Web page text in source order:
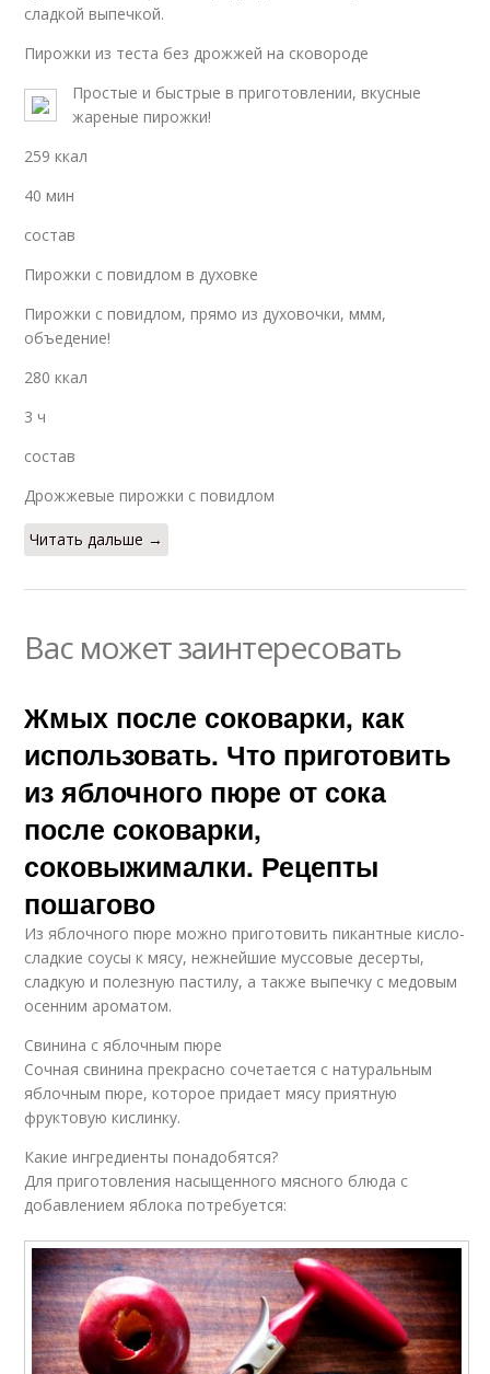
сладкой выпечкой.
Пирожки из теста без дрожжей на сковороде
Простые и быстрые в приготовлении, вкусные
жареные пирожки!
259 ккал
40 мин
состав
Пирожки с повидлом в духовке
Пирожки с повидлом, прямо из духовочки, ммм,
объедение!
280 ккал
3 ч
состав
Дрожжевые пирожки с повидлом
Читать дальше →
Вас может заинтересовать
Жмых после соковарки, как
использовать. Что приготовить
из яблочного пюре от сока
после соковарки,
соковыжималки. Рецепты
пошагово
Из яблочного пюре можно приготовить пикантные кисло-
сладкие соусы к мясу, нежнейшие муссовые десерты,
сладкую и полезную пастилу, а также выпечку с медовым
осенним ароматом.
Свинина с яблочным пюре
Сочная свинина прекрасно сочетается с натуральным
яблочным пюре, которое придает мясу приятную
фруктовую кислинку.
Какие ингредиенты понадобятся?
Для приготовления насыщенного мясного блюда с
добавлением яблока потребуется: